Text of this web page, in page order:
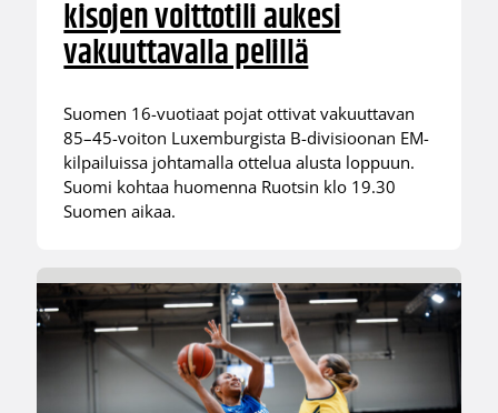
kisojen voittotili aukesi
vakuuttavalla pelillä
Suomen 16-vuotiaat pojat ottivat vakuuttavan
85–45-voiton Luxemburgista B-divisioonan EM-
kilpailuissa johtamalla ottelua alusta loppuun.
Suomi kohtaa huomenna Ruotsin klo 19.30
Suomen aikaa.